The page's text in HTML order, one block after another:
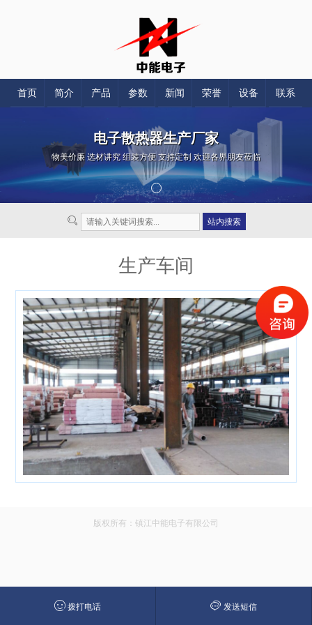
首页 简介 产品 参数 新闻 荣誉 设备 联系
电子散热器生产厂家
物美价廉 选材讲究 组装方便 支持定制 欢迎各界朋友莅临
生产车间
版权所有：镇江中能电子有限公司
拨打电话 发送短信